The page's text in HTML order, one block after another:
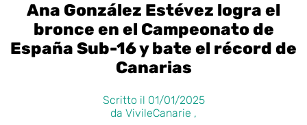
Ana González Estévez logra el
bronce en el Campeonato de
España Sub-16 y bate el récord de
Canarias
Scritto il 01/01/2025
da VivileCanarie ,